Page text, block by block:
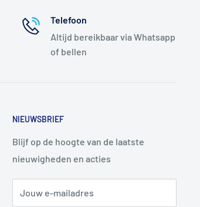
Telefoon
Altijd bereikbaar via Whatsapp
of bellen
NIEUWSBRIEF
Blijf op de hoogte van de laatste
nieuwigheden en acties
Jouw e-mailadres